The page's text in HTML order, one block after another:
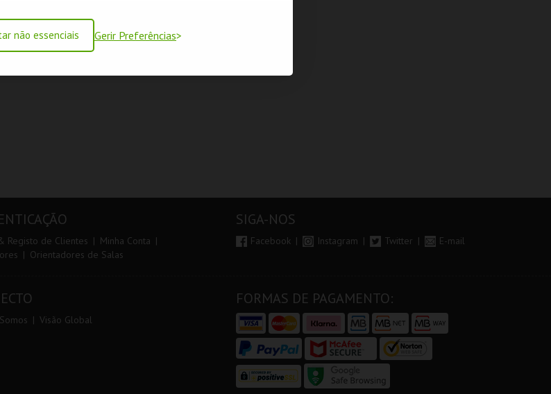
não essenciais Gerir Preferências
Registo de Clientes
Minha Conta
Orientadores de Salas
SIGA-NOS
Facebook Instagram Twitter E-mail
Visão Global
FORMAS DE PAGAMENTO: